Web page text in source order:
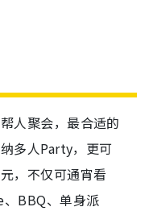
人聚会，最合适的
多人Party，更可
，不仅可通宵看
BBQ、单身派